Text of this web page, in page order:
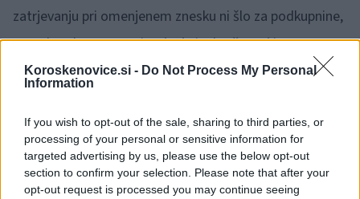
Koroskenovice.si - Do Not Process My Personal
Information
If you wish to opt-out of the sale, sharing to third parties, or
processing of your personal or sensitive information for
targeted advertising by us, please use the below opt-out
section to confirm your selection. Please note that after your
opt-out request is processed you may continue seeing
zatrjevanju pri omenjenem znesku ni šlo za podkupnine,
ampak za honorar za izvajanje izobraževanj in
usposabljanj s področja ortopedije, ki naj bi ga več let